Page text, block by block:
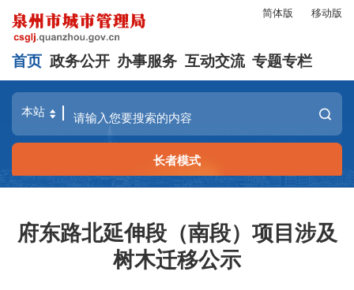
简体版 移动版
首页 政务公开 办事服务 互动交流 专题专栏
长者模式
府东路北延伸段（南段）项目涉及
树木迁移公示